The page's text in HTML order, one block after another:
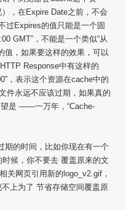
，在Expire Date之前，不会
过Expires的值只能是一个固
GMT”，不能是一个类似“从
值，如果要这样的效果，可以
Response中有这样的
，表示这个资源在cache中的
件永远不应该过期，如果真的
望是 ——一万年，“Cache-
期的时间，比如你现在有一个
候，你不要去 覆盖原来的文
关网页引用新的logo_v2.gif，
上为了 节省存储空间覆盖原